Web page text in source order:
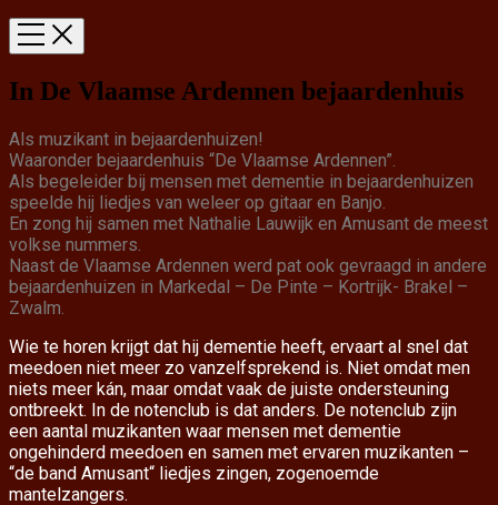
In De Vlaamse Ardennen bejaardenhuis
Als muzikant in bejaardenhuizen!
Waaronder bejaardenhuis “De Vlaamse Ardennen”.
Als begeleider bij mensen met dementie in bejaardenhuizen
speelde hij liedjes van weleer op gitaar en Banjo.
En zong hij samen met Nathalie Lauwijk en Amusant de meest
volkse nummers.
Naast de Vlaamse Ardennen werd pat ook gevraagd in andere
bejaardenhuizen in Markedal – De Pinte – Kortrijk- Brakel –
Zwalm.
Wie te horen krijgt dat hij dementie heeft, ervaart al snel dat
meedoen niet meer zo vanzelfsprekend is. Niet omdat men
niets meer kán, maar omdat vaak de juiste ondersteuning
ontbreekt. In de notenclub is dat anders. De notenclub zijn
een aantal muzikanten waar mensen met dementie
ongehinderd meedoen en samen met ervaren muzikanten –
“de band Amusant“ liedjes zingen, zogenoemde
mantelzangers.